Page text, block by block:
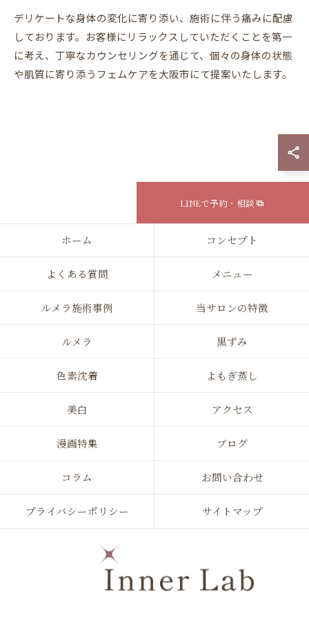
デリケートな身体の変化に寄り添い、施術に伴う痛みに配慮
しております。お客様にリラックスしていただくことを第一
に考え、丁寧なカウンセリングを通じて、個々の身体の状態
や肌質に寄り添うフェムケアを大阪市にて提案いたします。
LINEで予約・相談
ホーム コンセプト
よくある質問 メニュー
ルメラ施術事例 当サロンの特徴
ルメラ 黒ずみ
色素沈着 よもぎ蒸し
美白 アクセス
漫画特集 ブログ
コラム お問い合わせ
プライバシーポリシー サイトマップ